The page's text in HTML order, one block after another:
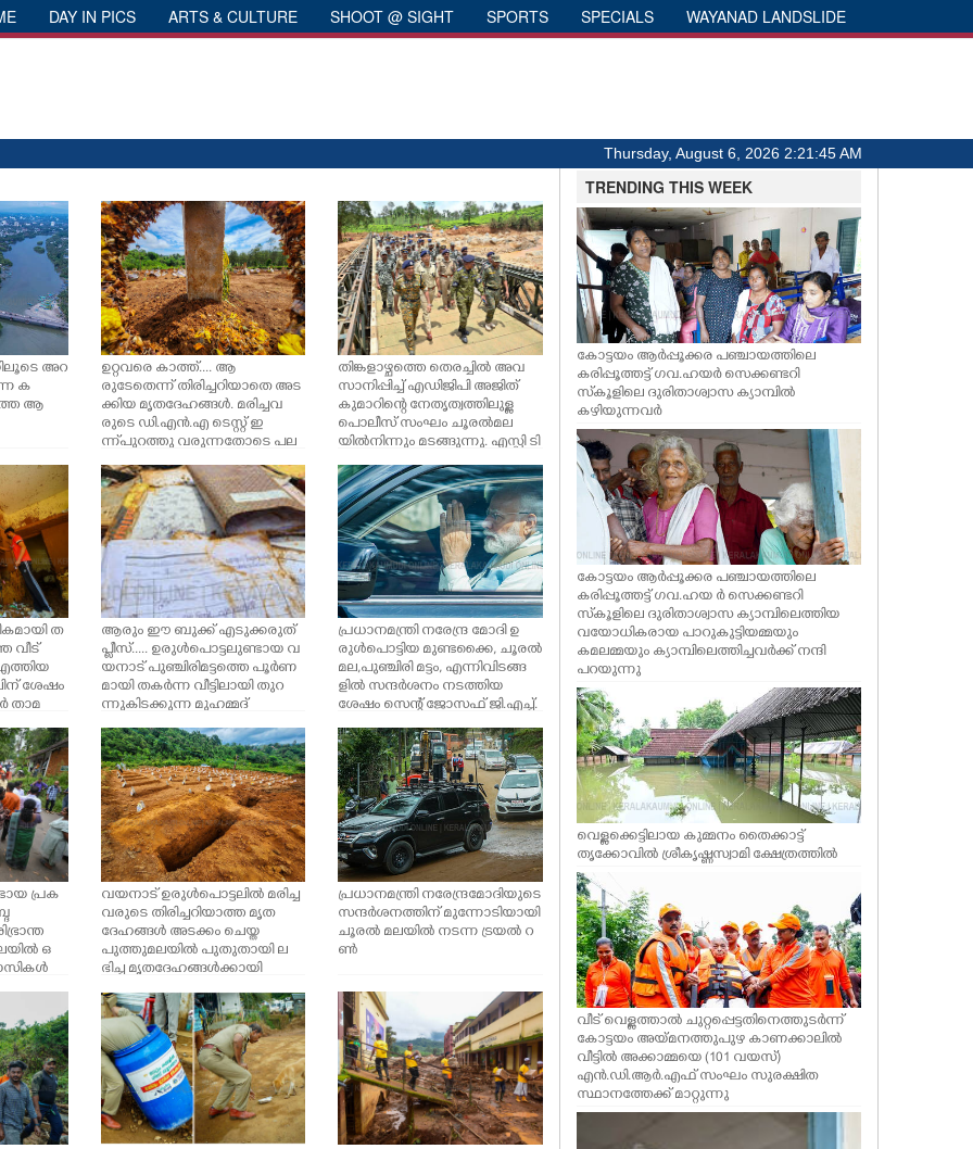
DAY IN PICS ARTS & CULTURE SHOOT @ SIGHT SPORTS SPECIALS WAYANAD LANDSLIDE
Thursday, August 6, 2026 2:21:46 AM
അറ
ക
ആ
ഉറ്റവരെ കാത്ത്.... ആ
രുടേതെന്ന് തിരിച്ചറിയാതെ അട
ക്കിയ മൃതദേഹങ്ങൾ. മരിച്ചവ
രുടെ ഡി.എൻ.എ ടെസ്റ്റ് ഇ
ന്ന് പുറത്തു വരുന്നതോടെ പല
മൃതദേഹങ്ങളും തിരിച്ച
റിയാനാവും.
തിങ്കളാഴ്ചത്തെ തെരച്ചിൽ അവ
സാനിപ്പിച്ച് എഡിജിപി അജിത്
കുമാറിന്റെ നേതൃത്വത്തിലുള്ള
പൊലീസ് സംഘം ചൂരൽമല
യിൽനിന്നും മടങ്ങുന്നു. എസ്പി ടി
നാരായണൻ, ഐജി കെ
സേതുരാമൻ എന്നിവർ സമീപം
ത
വീട്
ശേഷം
താമ
ആരും ഈ ബുക്ക് എടുക്കരുത്
പ്ലീസ്..... ഉരുൾപൊട്ടലുണ്ടായ വ
യനാട് പുഞ്ചിരിമട്ടത്തെ പൂർണ
മായി തകർന്ന വീട്ടിലായി തുറ
ന്നുകിടക്കുന്ന മുഹമ്മദ്
ഹാനിയുടെ നോട്ട് പുസ്തകം. പ
തിനൊന്ന് അംഗങ്ങ
ളുണ്ടായിരുന്ന ഈ വീട്ടിൽ
ഹാനിയും അവന്റെ പിതൃസ
ഹോദരന്റെ മകളുമൊഴികെ മ
റ്റെല്ലാവരും ഉരുൾപൊട്ടലിൽ മ
രിച്ചു.
പ്രധാനമന്ത്രി നരേന്ദ്ര മോദി ഉ
രുൾപൊട്ടിയ മുണ്ടക്കൈ, ചൂരൽ
മല,പുഞ്ചിരി മട്ടം, എന്നിവിടങ്ങ
ളിൽ സന്ദർശനം നടത്തിയ
ശേഷം സെന്റ് ജോസഫ് ജി.എച്ച്.
എസിലെ ദുരിതാശ്വാസ ക്യാമ്പ്
സന്ദർശിച്ച് ഡോ.മൂപ്പൻസ്
മെഡിക്കൽ കോളേജിലേക്ക്
യാത്ര തിരിക്കുന്നു
പ്രക
ഒ
വയനാട് ഉരുൾപൊട്ടലിൽ മരിച്ച
വരുടെ തിരിച്ചറിയാത്ത മൃത
ദേഹങ്ങൾ അടക്കം ചെയ്ത
പുത്തുമലയിൽ പുതുതായി ല
ഭിച്ച മൃതദേഹങ്ങൾക്കായി
പ്രധാനമന്ത്രി നരേന്ദ്രമോദിയുടെ
സന്ദർശനത്തിന് മുന്നോടിയായി
ചൂരൽ മലയിൽ നടന്ന ട്രയൽ റ
ൺ
TRENDING THIS WEEK
കോട്ടയം ആർപ്പൂക്കര പഞ്ചായത്തിലെ
കരിപ്പൂത്തട്ട് ഗവ.ഹയർ സെക്കണ്ടറി
സ്‌കൂളിലെ ദുരിതാശ്വാസ ക്യാമ്പിൽ
കഴിയുന്നവർ
കോട്ടയം ആർപ്പൂക്കര പഞ്ചായത്തിലെ
കരിപ്പൂത്തട്ട് ഗവ.ഹയ ർ സെക്കണ്ടറി
സ്‌കൂളിലെ ദുരിതാശ്വാസ ക്യാമ്പിലെത്തിയ
വയോധികരായ പാറുകുട്ടിയമ്മയും
കമലമ്മയും ക്യാമ്പിലെത്തിച്ചവർക്ക് നന്ദി
പറയുന്നു
വെള്ളക്കെട്ടിലായ കുമ്മനം തൈക്കാട്ട്
തൃക്കോവിൽ ശ്രീകൃഷ്ണസ്വാമി ക്ഷേത്രത്തിൽ
വീട് വെള്ളത്താൽ ചുറ്റപ്പെട്ടതിനെത്തുടർന്ന്
കോട്ടയം അയ്മനത്തുപുഴ കാണക്കാലിൽ
വീട്ടിൽ അക്കാമ്മയെ (101 വയസ്)
എൻ.ഡി.ആർ.എഫ് സംഘം സുരക്ഷിത
സ്ഥാനത്തേക്ക് മാറ്റുന്നു